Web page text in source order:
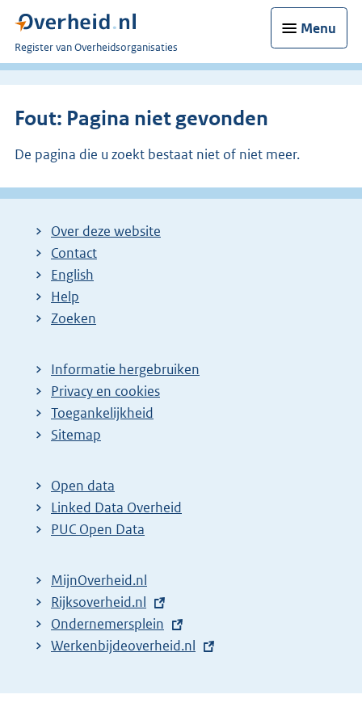
Menu
U
bent
Register van Overheidsorganisaties
Fout: Pagina niet gevonden
De pagina die u zoekt bestaat niet of niet meer.
Over deze website
Contact
English
Help
Zoeken
Informatie hergebruiken
Privacy en cookies
Toegankelijkheid
Sitemap
Open data
Linked Data Overheid
PUC Open Data
MijnOverheid.nl
E
x
t
r
Rijksoverheid.nl
E
x
e
Ondernemersplein
E
t
Werkenbijdeoverheid.nl